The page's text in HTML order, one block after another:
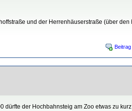
und der Herrenhäuserstraße (über
der Hochbahnsteig am Zoo etwas zu